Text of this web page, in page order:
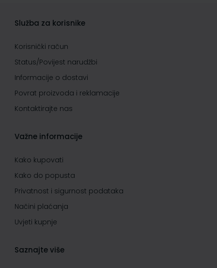
Služba za korisnike
Korisnički račun
Status/Povijest narudžbi
Informacije o dostavi
Povrat proizvoda i reklamacije
Kontaktirajte nas
Važne informacije
Kako kupovati
Kako do popusta
Privatnost i sigurnost podataka
Načini plaćanja
Uvjeti kupnje
Saznajte više